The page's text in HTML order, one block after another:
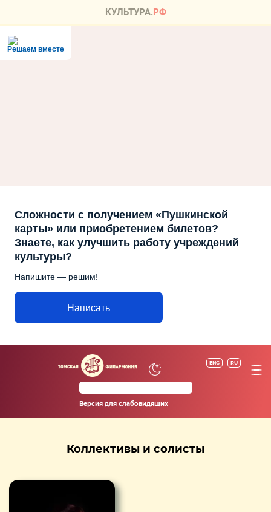
Решаем вместе
Сложности с получением «Пушкинской
карты» или приобретением билетов?
Знаете, как улучшить работу учреждений
культуры?
Напишите — решим!
Написать
ENG RU
Версия для слабовидящих
Коллективы и солисты